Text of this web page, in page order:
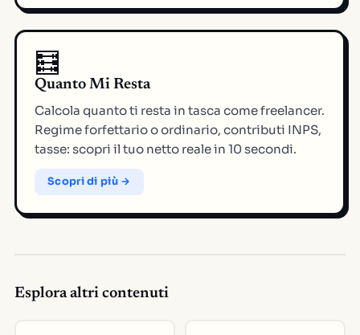
🧮
Quanto Mi Resta
Calcola quanto ti resta in tasca come freelancer.
Regime forfettario o ordinario, contributi INPS,
tasse: scopri il tuo netto reale in 10 secondi.
Scopri di più →
Esplora altri contenuti